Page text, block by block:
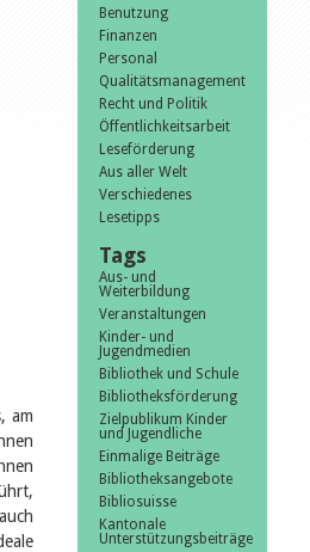
am
Benutzung
Finanzen
Personal
Qualitätsmanagement
Recht und Politik
Öffentlichkeitsarbeit
Leseförderung
Aus aller Welt
Verschiedenes
Lesetipps
Tags
Aus- und
Weiterbildung
Veranstaltungen
Kinder- und
Jugendmedien
Bibliothek und Schule
Bibliotheksförderung
Zielpublikum Kinder
und Jugendliche
Einmalige Beiträge
Bibliotheksangebote
Bibliosuisse
Kantonale
Unterstützungsbeiträge